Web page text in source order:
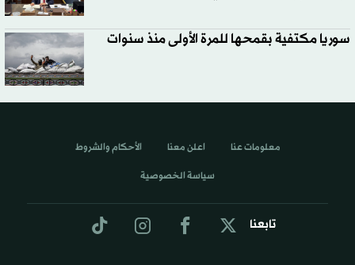
سوريا مكتفية بقمحها للمرة الأولى منذ سنوات
تابعنا
معلومات عنا اعلن معنا الأحكام والشروط
سياسة الخصوصية